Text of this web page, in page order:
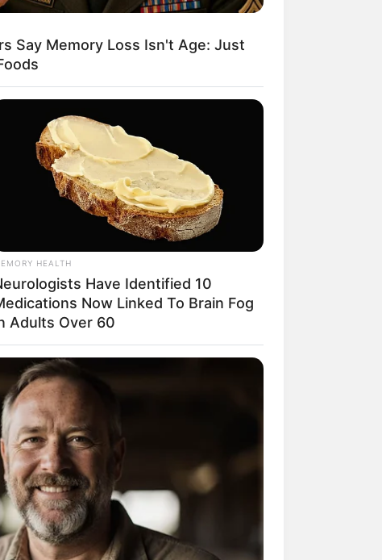
Tidur, Serasa Beristirahat di
Kamar Raja
Tampil Lebih Modern, 7 Potret
Hasil Renovasi Rumah Berusia
90 Tahun
Say Memory Loss Isn't Age: Just
HEALTH
Have Identified 10
Now Linked To Brain Fog
Adults Over 60